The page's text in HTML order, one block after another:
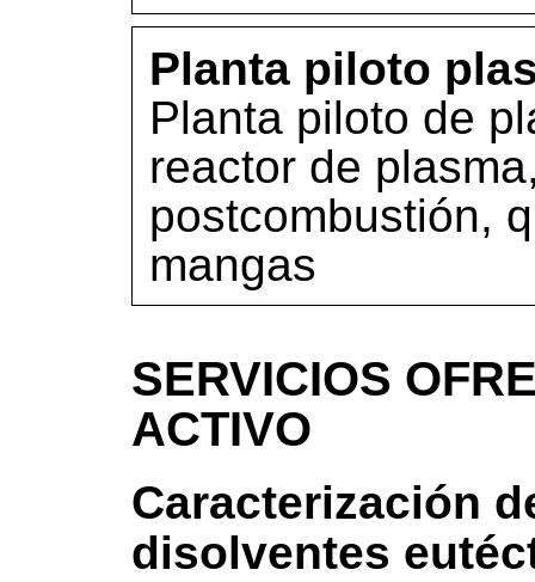
Planta piloto
Planta piloto de
reactor de
postcombustión,
mangas
SERVICIOS
ACTIVO
Caracterización
disolventes